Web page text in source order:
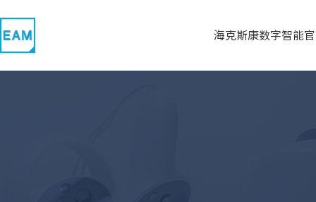
海克斯康数字智能